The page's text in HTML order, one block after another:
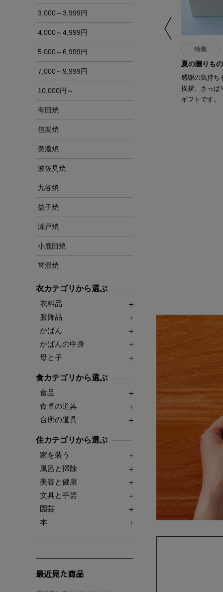
3,000～3,999円
4,000～4,999円
5,000～6,999円
7,000～9,999円
10,000円～
有田焼
信楽焼
美濃焼
波佐見焼
九谷焼
益子焼
瀬戸焼
小鹿田焼
常滑焼
衣カテゴリから選ぶ
衣料品
服飾品
かばん
かばんの中身
母と子
食カテゴリから選ぶ
食品
食卓の道具
台所の道具
住カテゴリから選ぶ
家を装う
風呂と掃除
美容と健康
文具と手芸
園芸
本
最近見た商品
特集
夏の贈りも
感謝の気持ち
挨拶。さっぱ
ギフトです。